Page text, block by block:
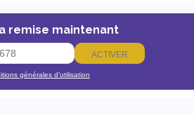
remise maintenant
ACTIVER
générales d’utilisation